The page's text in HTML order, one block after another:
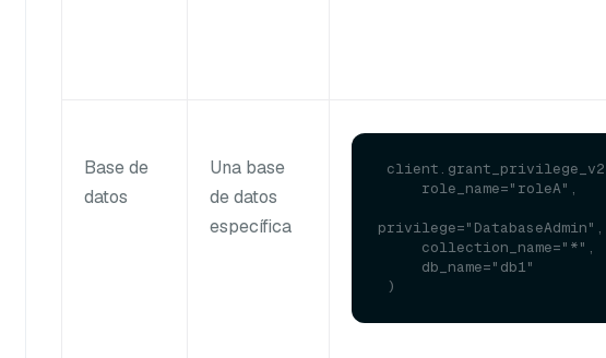
Base de
datos
Una base
de datos
específica
privilege="DatabaseAdmin",